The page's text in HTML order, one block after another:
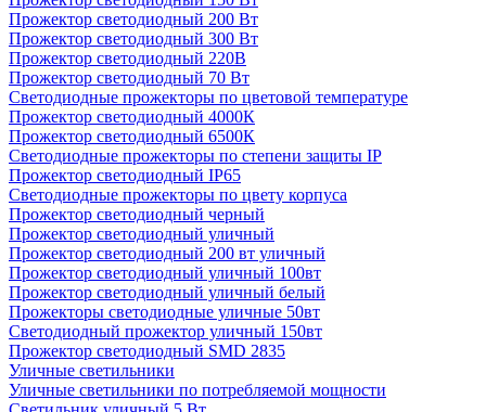
Прожектор светодиодный 200 Вт
Прожектор светодиодный 300 Вт
Прожектор светодиодный 220В
Прожектор светодиодный 70 Вт
Светодиодные прожекторы по цветовой температуре
Прожектор светодиодный 4000К
Прожектор светодиодный 6500К
Светодиодные прожекторы по степени защиты IP
Прожектор светодиодный IP65
Светодиодные прожекторы по цвету корпуса
Прожектор светодиодный черный
Прожектор светодиодный уличный
Прожектор светодиодный 200 вт уличный
Прожектор светодиодный уличный 100вт
Прожектор светодиодный уличный белый
Прожекторы светодиодные уличные 50вт
Светодиодный прожектор уличный 150вт
Прожектор светодиодный SMD 2835
Уличные светильники
Уличные светильники по потребляемой мощности